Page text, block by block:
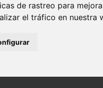
de rastreo para
el tráfico en
hayas dado cuenta de que
Aquí te explicamosqué